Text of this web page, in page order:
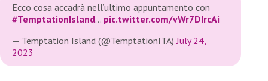
Ecco cosa accadrà nell’ultimo appuntamento con
#TemptationIsland… pic.twitter.com/vWr7DIrcAi
— Temptation Island (@TemptationITA) July 24,
2023